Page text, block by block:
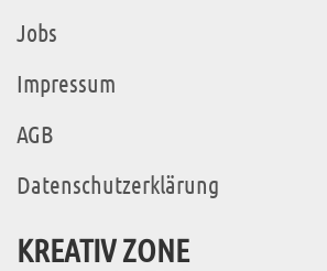
Jobs
Impressum
AGB
Datenschutzerklärung
KREATIV ZONE